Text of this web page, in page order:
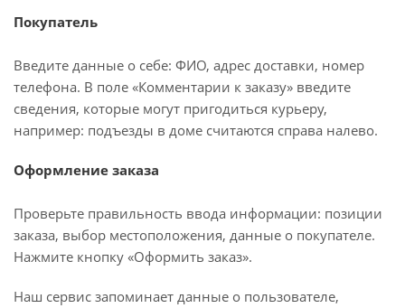
Покупатель
Введите данные о себе: ФИО, адрес доставки, номер
телефона. В поле «Комментарии к заказу» введите
сведения, которые могут пригодиться курьеру,
например: подъезды в доме считаются справа налево.
Оформление заказа
Проверьте правильность ввода информации: позиции
заказа, выбор местоположения, данные о покупателе.
Нажмите кнопку «Оформить заказ».
Наш сервис запоминает данные о пользователе,